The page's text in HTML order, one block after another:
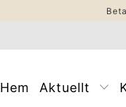
Hem Aktuellt